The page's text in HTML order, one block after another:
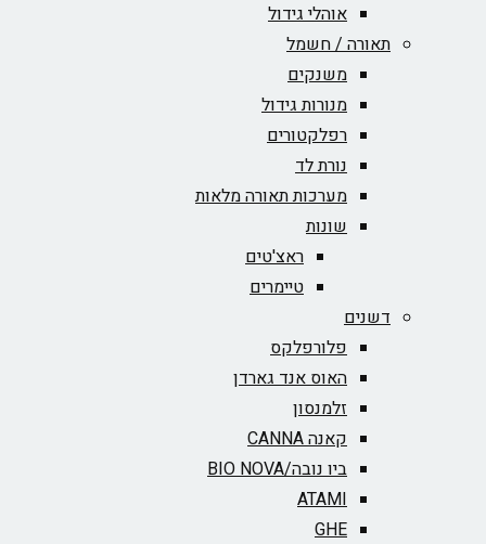
אוהלי גידול
תאורה / חשמל
משנקים
מנורות גידול
רפלקטורים
נורת לד
מערכות תאורה מלאות
שונות
ראצ'טים
טיימרים
דשנים
פלורפלקס
האוס אנד גארדן
זלמנסון
קאנה CANNA
ביו נובה/BIO NOVA‏
ATAMI
GHE